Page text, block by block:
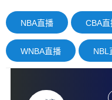
NBA直播 CBA直
WNBA直播 NBL